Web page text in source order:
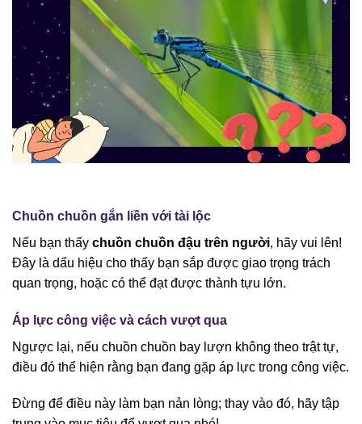
Chuồn chuồn gắn liền với tài lộc
Nếu bạn thấy chuồn chuồn đậu trên người, hãy vui lên!
Đây là dấu hiệu cho thấy bạn sắp được giao trọng trách
quan trọng, hoặc có thể đạt được thành tựu lớn.
Áp lực công việc và cách vượt qua
Ngược lại, nếu chuồn chuồn bay lượn không theo trật tự,
điều đó thể hiện rằng bạn đang gặp áp lực trong công việc.
Đừng để điều này làm bạn nản lòng; thay vào đó, hãy tập